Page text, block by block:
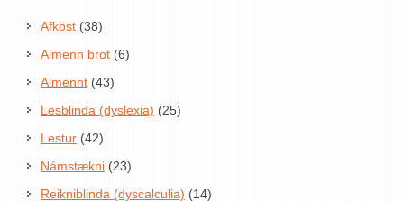
Afköst (38)
Almenn brot (6)
Almennt (43)
Lesblinda (dyslexia) (25)
Lestur (42)
Námstækni (23)
Reikniblinda (dyscalculia) (14)